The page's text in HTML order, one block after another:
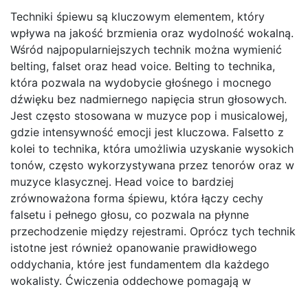
Techniki śpiewu są kluczowym elementem, który
wpływa na jakość brzmienia oraz wydolność wokalną.
Wśród najpopularniejszych technik można wymienić
belting, falset oraz head voice. Belting to technika,
która pozwala na wydobycie głośnego i mocnego
dźwięku bez nadmiernego napięcia strun głosowych.
Jest często stosowana w muzyce pop i musicalowej,
gdzie intensywność emocji jest kluczowa. Falsetto z
kolei to technika, która umożliwia uzyskanie wysokich
tonów, często wykorzystywana przez tenorów oraz w
muzyce klasycznej. Head voice to bardziej
zrównoważona forma śpiewu, która łączy cechy
falsetu i pełnego głosu, co pozwala na płynne
przechodzenie między rejestrami. Oprócz tych technik
istotne jest również opanowanie prawidłowego
oddychania, które jest fundamentem dla każdego
wokalisty. Ćwiczenia oddechowe pomagają w